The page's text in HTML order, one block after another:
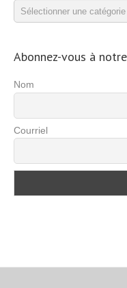
Catégories
d’exercices
Abonnez-vous à
Nom
Courriel